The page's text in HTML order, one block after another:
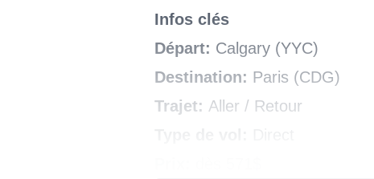
Infos clés
Départ: Calgary (YYC)
Destination: Paris (CDG)
Trajet: Aller / Retour